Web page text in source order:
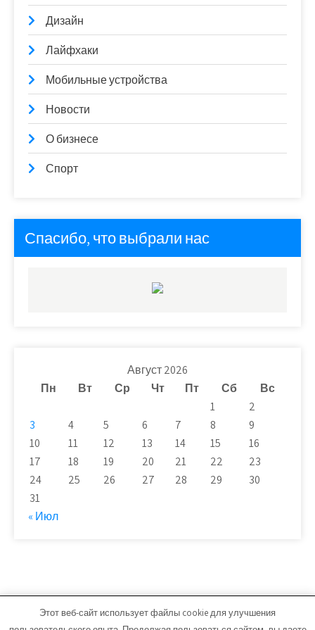
Дизайн
Лайфхаки
Мобильные устройства
Новости
О бизнесе
Спорт
Спасибо, что выбрали нас
Август 2026
Пн
Вт Ср Чт Пт Сб
Вс
1
2
3
4 5 6 7 8
9
10
11 12 13 14 15
16
17
18 19 20 21 22
23
24
25 26 27 28 29
30
31
« Июл
novaya-moskwa.ru - Работает на WordPress
Этот веб-сайт использует файлы cookie для улучшения